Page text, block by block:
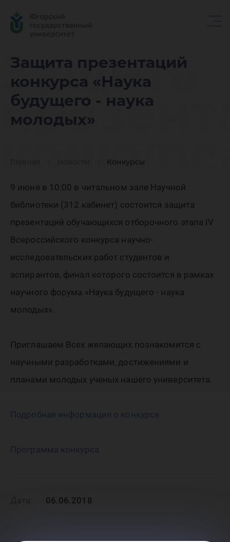
Защита презентаций
конкурса «Наука
будущего - наука
молодых»
Конкурсы
Защита
«Наука
наука
9 июня в 10:00 в читальном зале Научной
библиотеки (312 кабинет) состоится защита
презентаций обучающихся отборочного этапа IV
Всероссийского конкурса научно-
исследовательских работ студентов и
аспирантов, финал которого состоится в рамках
научного форума «Наука будущего - наука
молодых».
Приглашаем Всех желающих познакомится с
научными разработками, достижениями и
планами молодых ученых нашего университета.
Подробная информация о конкурсе
Программа конкурса
06.06.2018